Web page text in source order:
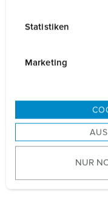
s
u
w
Statistiken
Marketing
NUR
Recharge solaire
domestique de